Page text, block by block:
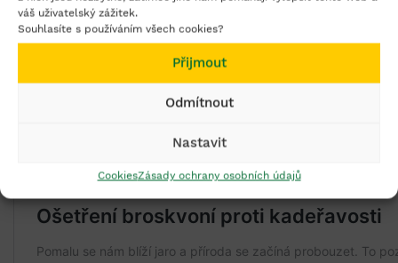
váš uživatelský zážitek.
Souhlasíte s používáním všech cookies?
Přijmout
Odmítnout
Nastavit
CookiesZásady ochrany osobních údajů
informace o přípravku.